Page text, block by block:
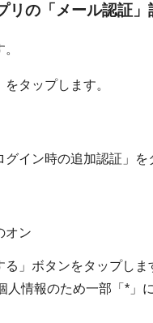
リの「メール認証」
をタップします。
グイン時の追加認証」
オン
る」ボタンをタップしま
人情報のため一部「*」